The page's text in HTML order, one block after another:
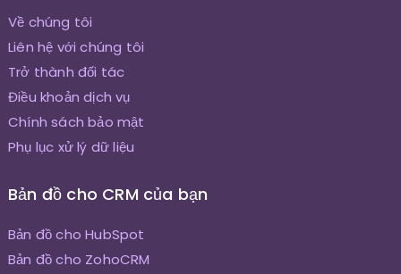
Về chúng tôi
Liên hệ với chúng tôi
Trở thành đối tác
Điều khoản dịch vụ
Chính sách bảo mật
Phụ lục xử lý dữ liệu
Bản đồ cho CRM của bạn
Bản đồ cho HubSpot
Bản đồ cho ZohoCRM